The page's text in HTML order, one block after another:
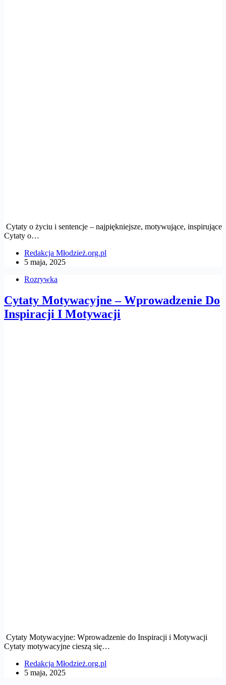
Cytaty o życiu i sentencje – najpiękniejsze, motywujące, inspirujące
Cytaty o…
Redakcja Młodzież.org.pl
5 maja, 2025
Rozrywka
Cytaty Motywacyjne – Wprowadzenie Do
Inspiracji I Motywacji
Cytaty Motywacyjne: Wprowadzenie do Inspiracji i Motywacji
Cytaty motywacyjne cieszą się…
Redakcja Młodzież.org.pl
5 maja, 2025